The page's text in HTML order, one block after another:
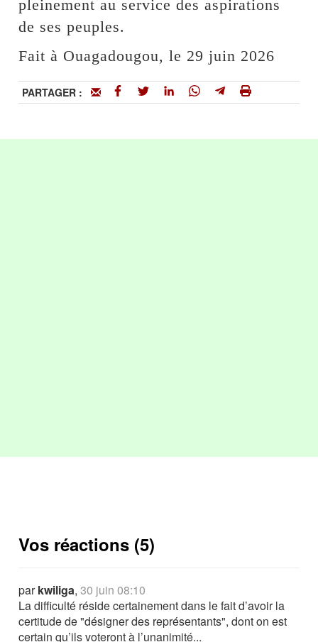
pleinement au service des aspirations
de ses peuples.
Fait à Ouagadougou, le 29 juin 2026
PARTAGER :
Vos réactions (5)
parkwiliga,30 juin 08:10
La difficulté réside certainement dans le fait d’avoir la
certitude de "désigner des représentants", dont on est
certain qu’ils voteront à l’unanimité...